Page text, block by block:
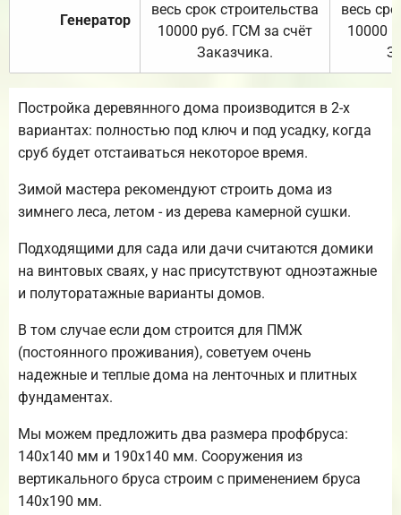
Генератор
весь срок строительства
10000 руб. ГСМ за счёт
Заказчика.
весь
10000
Постройка деревянного дома производится в 2-х
вариантах: полностью под ключ и под усадку, когда
сруб будет отстаиваться некоторое время.
Зимой мастера рекомендуют строить дома из
зимнего леса, летом - из дерева камерной сушки.
Подходящими для сада или дачи считаются домики
на винтовых сваях, у нас присутствуют одноэтажные
и полуторатажные варианты домов.
В том случае если дом строится для ПМЖ
(постоянного проживания), советуем очень
надежные и теплые дома на ленточных и плитных
фундаментах.
Мы можем предложить два размера профбруса:
140х140 мм и 190х140 мм. Сооружения из
вертикального бруса строим с применением бруса
140х190 мм.